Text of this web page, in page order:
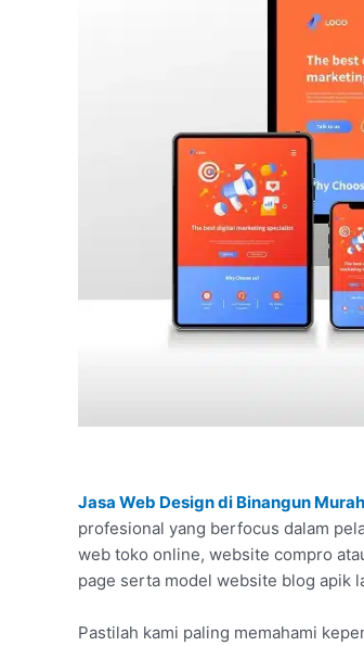
Jasa Web Design di Binangun
profesional yang berfocus dalam
web toko online, website compro
page serta model website blog apik
Pastilah kami paling memahami